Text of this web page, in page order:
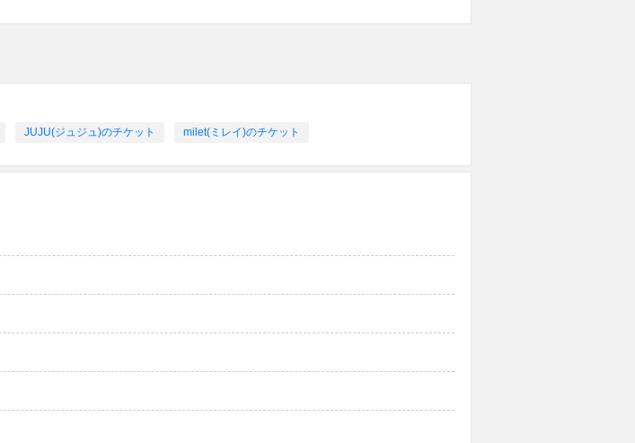
JUJU(ジュジュ)のチケット milet(ミレイ)のチケット